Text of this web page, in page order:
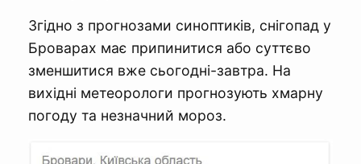
Згідно з прогнозами синоптиків, снігопад у
Броварах має припинитися або суттєво
зменшитися вже сьогодні-завтра. На
вихідні метеорологи прогнозують хмарну
погоду та незначний мороз.